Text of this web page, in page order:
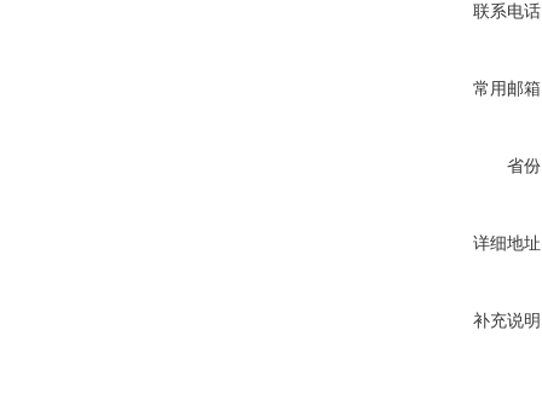
联系电
常用邮
省
详细地
补充说